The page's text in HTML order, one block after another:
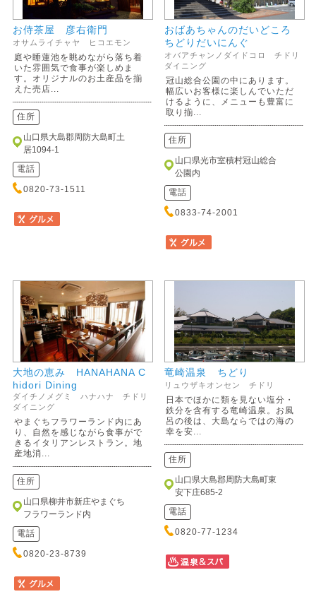
お侍茶屋 彦右衛門
オサムライチャヤ ヒコエモン
庭や睡蓮池を眺めながら落ち着
いた雰囲気で食事が楽しめま
す。オリジナルのお土産品を揃
えた売店...
住所
山口県大島郡周防大島町土
居1094-1
電話
0820-73-1511
おばあちゃんのだいどころ
ちどりだいにんぐ
オバアチャンノダイドコロ チドリ
ダイニング
冠山総合公園の中にあります。
幅広いお客様に楽しんでいただ
けるように、メニューも豊富に
取り揃...
住所
山口県光市室積村冠山総合
公園内
電話
0833-74-2001
大地の恵み HANAHANA C
hidori Dining
ダイチノメグミ ハナハナ チドリ
ダイニング
やまぐちフラワーランド内にあ
り、自然を感じながら食事がで
きるイタリアンレストラン。地
産地消...
住所
山口県柳井市新庄やまぐち
フラワーランド内
電話
0820-23-8739
竜崎温泉 ちどり
リュウザキオンセン チドリ
日本でほかに類を見ない塩分・
鉄分を含有する竜崎温泉。お風
呂の後は、大島ならではの海の
幸を安...
住所
山口県大島郡周防大島町東
安下庄685-2
電話
0820-77-1234